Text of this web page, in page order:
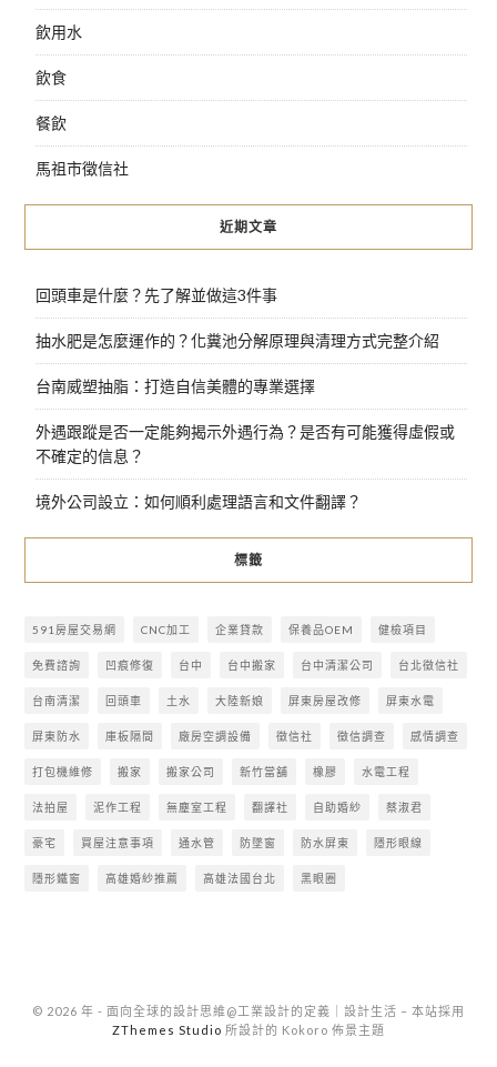
飲用水
飲食
餐飲
馬祖市徵信社
近期文章
回頭車是什麼？先了解並做這3件事
抽水肥是怎麼運作的？化糞池分解原理與清理方式完整介紹
台南威塑抽脂：打造自信美體的專業選擇
外遇跟蹤是否一定能夠揭示外遇行為？是否有可能獲得虛假或
不確定的信息？
境外公司設立：如何順利處理語言和文件翻譯？
標籤
591房屋交易網 CNC加工 企業貸款 保養品OEM 健檢項目
免費諮詢 凹痕修復 台中 台中搬家 台中清潔公司 台北徵信社
台南清潔 回頭車 土水 大陸新娘 屏東房屋改修 屏東水電
屏東防水 庫板隔間 廠房空調設備 徵信社 徵信調查 感情調查
打包機維修 搬家 搬家公司 新竹當舖 橡膠 水電工程
法拍屋 泥作工程 無塵室工程 翻譯社 自助婚紗 蔡淑君
豪宅 買屋注意事項 通水管 防墜窗 防水屏東 隱形眼線
隱形鐵窗 高雄婚紗推薦 高雄法國台北 黑眼圈
© 2026 年 - 面向全球的設計思維@工業設計的定義｜設計生活 – 本站採用
ZThemes Studio 所設計的 Kokoro 佈景主題